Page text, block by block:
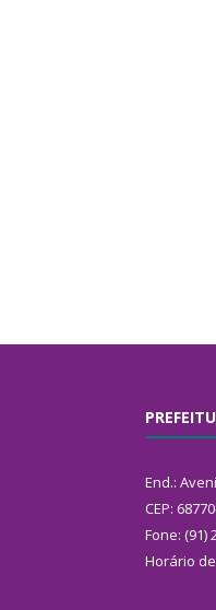
End.:
CEP:
Fone: (91)
Horário